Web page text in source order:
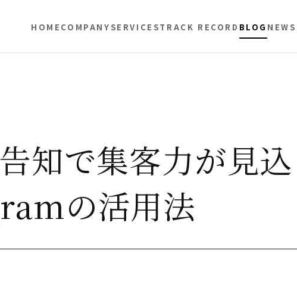
HOME COMPANY SERVICESTRACK RECORD BLOG NEWS
知で集客力が見込
の活用法